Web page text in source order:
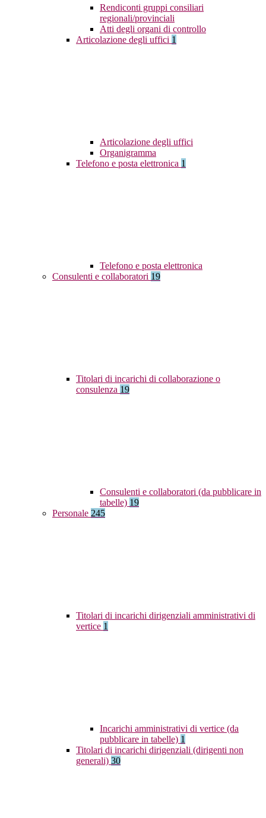
Rendiconti gruppi consiliari
regionali/provinciali
Atti degli organi di controllo
Articolazione degli uffici 1
Articolazione degli uffici
Organigramma
Telefono e posta elettronica 1
Telefono e posta elettronica
Consulenti e collaboratori 19
Titolari di incarichi di collaborazione o
consulenza 19
Consulenti e collaboratori (da pubblicare in
tabelle) 19
Personale 245
Titolari di incarichi dirigenziali amministrativi di
vertice 1
Incarichi amministrativi di vertice (da
pubblicare in tabelle) 1
Titolari di incarichi dirigenziali (dirigenti non
generali) 30